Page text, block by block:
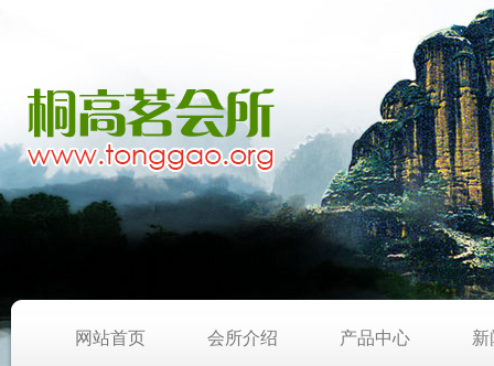
网站首页 会所介绍 产品中心 新